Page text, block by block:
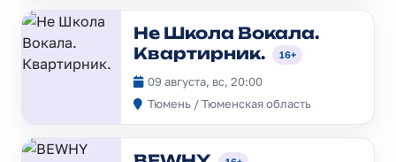
Не Школа Вокала.
Квартирник.
16+
09 августа, вс, 20:00
Тюмень / Тюменская область